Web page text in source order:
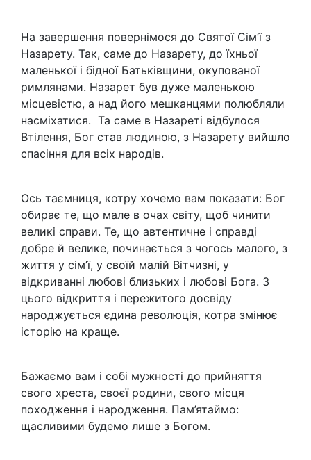
На завершення повернімося до Святої Сім’ї з
Назарету. Так, саме до Назарету, до їхньої
маленької і бідної Батьківщини, окупованої
римлянами. Назарет був дуже маленькою
місцевістю, а над його мешканцями полюбляли
насміхатися. Та саме в Назареті відбулося
Втілення, Бог став людиною, з Назарету вийшло
спасіння для всіх народів.
Ось таємниця, котру хочемо вам показати: Бог
обирає те, що мале в очах світу, щоб чинити
великі справи. Те, що автентичне і справді
добре й велике, починається з чогось малого, з
життя у сім’ї, у своїй малій Вітчизні, у
відкриванні любові близьких і любові Бога. З
цього відкриття і пережитого досвіду
народжується єдина революція, котра змінює
історію на краще.
Бажаємо вам і собі мужності до прийняття
свого хреста, своєї родини, свого місця
походження і народження. Пам’ятаймо:
щасливими будемо лише з Богом.